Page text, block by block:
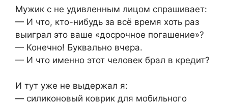
Мужик с не удивленным лицом спрашивает:
— И что, кто-нибудь за всё время хоть раз
выиграл это ваше «досрочное погашение»?
— Конечно! Буквально вчера.
— И что именно этот человек брал в кредит?
И тут уже не выдержал я:
— силиконовый коврик для мобильного